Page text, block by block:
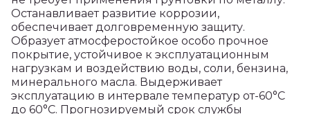
Останавливает развитие коррозии,
обеспечивает долговременную защиту.
Образует атмосферостойкое особо прочное
покрытие, устойчивое к эксплуатационным
нагрузкам и воздействию воды, соли, бензина,
минерального масла. Выдерживает
эксплуатацию в интервале температур от-60°С
до 60°С. Прогнозируемый срок службы